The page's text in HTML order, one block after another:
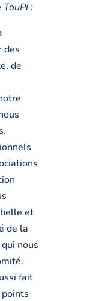
:
des
de
et
de la
nous
fait